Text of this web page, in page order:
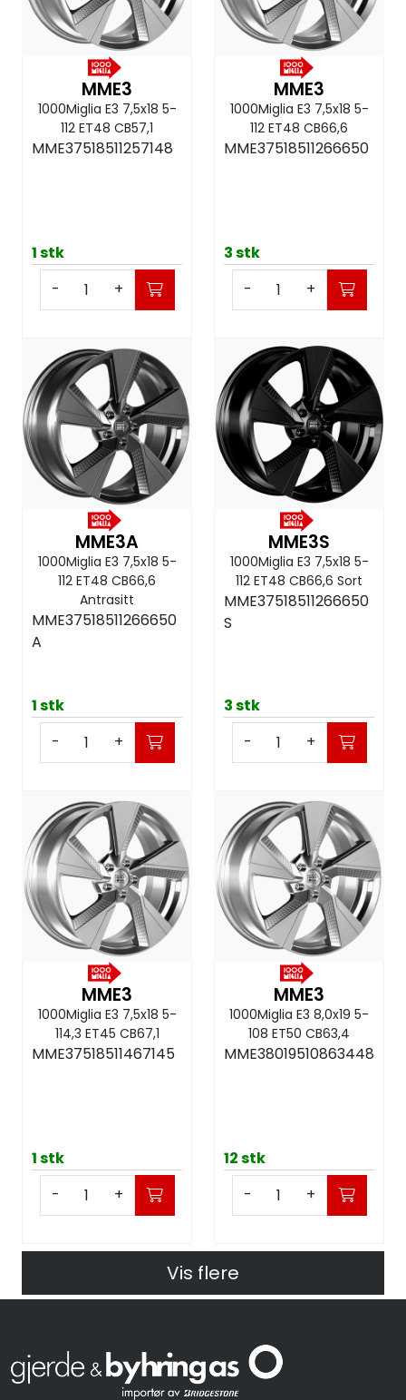
MME3
1000Miglia E3 7,5x18 5-
112 ET48 CB57,1
MME37518511257148
1 stk
-
+
MME3
1000Miglia E3 7,5x18 5-
112 ET48 CB66,6
MME37518511266650
3 stk
-
+
MME3A
1000Miglia E3 7,5x18 5-
112 ET48 CB66,6
Antrasitt
MME37518511266650
A
1 stk
-
+
MME3S
1000Miglia E3 7,5x18 5-
112 ET48 CB66,6 Sort
MME37518511266650
S
3 stk
-
+
MME3
1000Miglia E3 7,5x18 5-
114,3 ET45 CB67,1
MME37518511467145
1 stk
-
+
MME3
1000Miglia E3 8,0x19 5-
108 ET50 CB63,4
MME38019510863448
12 stk
-
+
Vis flere